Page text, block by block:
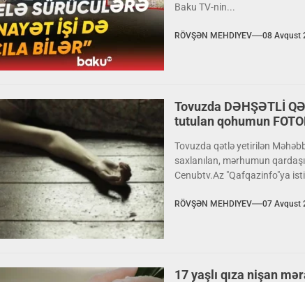
Baku TV-nin...
RÖVŞƏN MEHDIYEV 08 Avqust
Tovuzda DƏHŞƏTLİ
tutulan qohumun
Tovuzda qətlə yetirilən
saxlanılan, mərhumun
Cenubtv.Az "Qafqazinfo"ya
RÖVŞƏN MEHDIYEV 07 Avqust
17 yaşlı qıza nişan